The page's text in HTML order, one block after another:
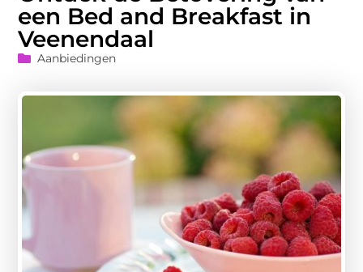
een Bed and Breakfast in
Veenendaal
Aanbiedingen